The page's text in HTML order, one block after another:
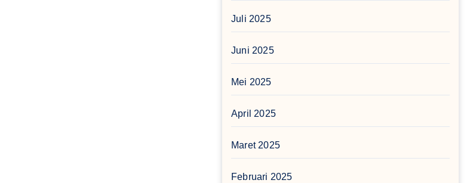
Juli 2025
Juni 2025
Mei 2025
April 2025
Maret 2025
Februari 2025